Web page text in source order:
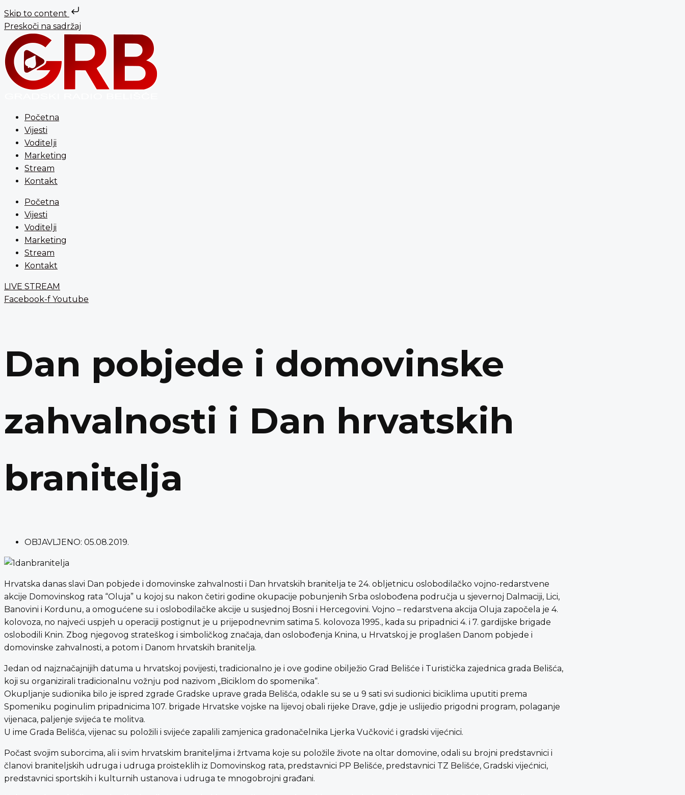
Skip to content
Preskoči na sadržaj
Početna
Vijesti
Voditelji
Marketing
Stream
Kontakt
Početna
Vijesti
Voditelji
Marketing
Stream
Kontakt
LIVE STREAM
Facebook-f Youtube
Dan pobjede i domovinske
zahvalnosti i Dan hrvatskih
branitelja
OBJAVLJENO: 05.08.2019.
Hrvatska danas slavi Dan pobjede i domovinske zahvalnosti i Dan hrvatskih branitelja te 24. obljetnicu oslobodilačko vojno-redarstvene
akcije Domovinskog rata “Oluja” u kojoj su nakon četiri godine okupacije pobunjenih Srba oslobođena područja u sjevernoj Dalmaciji, Lici,
Banovini i Kordunu, a omogućene su i oslobodilačke akcije u susjednoj Bosni i Hercegovini. Vojno – redarstvena akcija Oluja započela je 4.
kolovoza, no najveći uspjeh u operaciji postignut je u prijepodnevnim satima 5. kolovoza 1995., kada su pripadnici 4. i 7. gardijske brigade
oslobodili Knin. Zbog njegovog strateškog i simboličkog značaja, dan oslobođenja Knina, u Hrvatskoj je proglašen Danom pobjede i
domovinske zahvalnosti, a potom i Danom hrvatskih branitelja.
Jedan od najznačajnijih datuma u hrvatskoj povijesti, tradicionalno je i ove godine obilježio Grad Belišće i Turistička zajednica grada Belišća,
koji su organizirali tradicionalnu vožnju pod nazivom „Biciklom do spomenika“.
Okupljanje sudionika bilo je ispred zgrade Gradske uprave grada Belišća, odakle su se u 9 sati svi sudionici biciklima uputiti prema
Spomeniku poginulim pripadnicima 107. brigade Hrvatske vojske na lijevoj obali rijeke Drave, gdje je uslijedio prigodni program, polaganje
vijenaca, paljenje svijeća te molitva.
U ime Grada Belišća, vijenac su položili i svijeće zapalili zamjenica gradonačelnika Ljerka Vučković i gradski vijećnici.
Počast svojim suborcima, ali i svim hrvatskim braniteljima i žrtvama koje su položile živote na oltar domovine, odali su brojni predstavnici i
članovi braniteljskih udruga i udruga proisteklih iz Domovinskog rata, predstavnici PP Belišće, predstavnici TZ Belišće, Gradski vijećnici,
predstavnici sportskih i kulturnih ustanova i udruga te mnogobrojni građani.